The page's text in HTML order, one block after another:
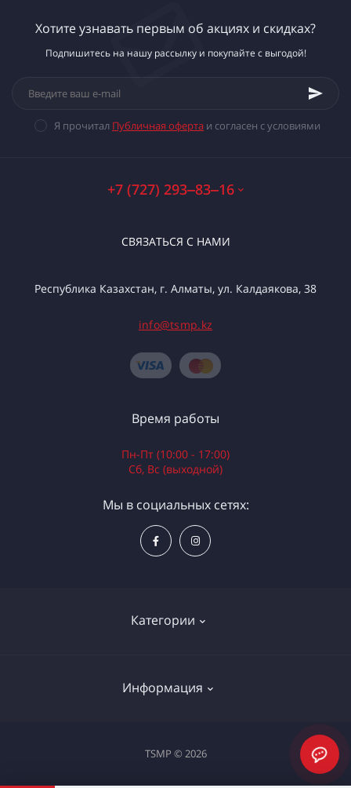
Хотите узнавать первым об акциях и скидках?
Подпишитесь на нашу рассылку и покупайте с выгодой!
Я прочитал Публичная оферта и согласен с условиями
+7 (727) 293‒83‒16
СВЯЗАТЬСЯ С НАМИ
Республика Казахстан, г. Алматы, ул. Калдаякова, 38
info@tsmp.kz
Категории
Электроинструменты
Информация
Доставка и оплата
Время работы
Пн-Пт (10:00 - 17:00)
Сб, Вс (выходной)
Мы в социальных сетях:
TSMP © 2026